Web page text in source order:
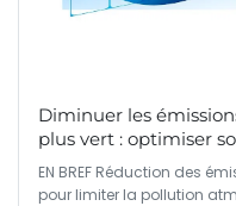
Diminuer les
plus vert : optimiser
EN BREF Réduction des
pour limiter la pollution